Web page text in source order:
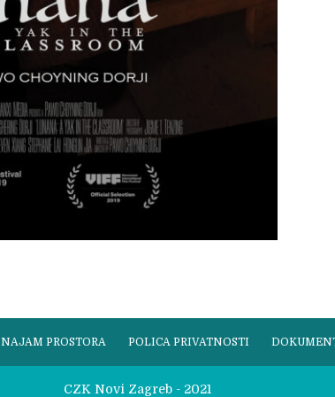
NAJAM PROSTORA POLICA PRIVATNOSTI
CZK Novi Zagreb - 2021